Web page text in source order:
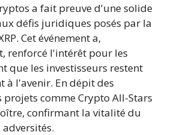
a fait preuve d'une solide
défis juridiques posés par la
Cet événement a,
renforcé l'intérêt pour les
que les investisseurs restent
à l'avenir. En dépit des
projets comme Crypto All-Stars
confirmant la vitalité du